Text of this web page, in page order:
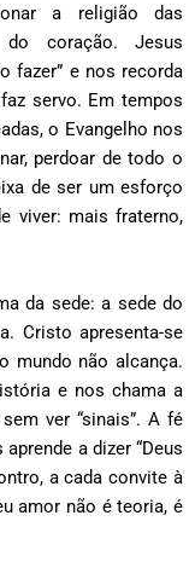
a religião das
coração. Jesus
fazer” e nos recorda
servo. Em tempos
o Evangelho nos
perdoar de todo o
de ser um esforço
viver: mais fraterno,
da sede: a sede do
Cristo apresenta-se
mundo não alcança.
e nos chama a
ver “sinais”. A fé
a dizer “Deus
a cada convite à
amor não é teoria, é